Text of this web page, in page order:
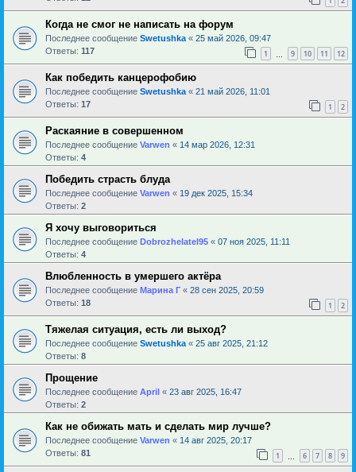
Когда не смог не написать на форум
Последнее сообщение Swetushka « 25 май 2026, 09:47
Ответы: 117 1 9 10 11 12
Как победить канцерофобию
Последнее сообщение Swetushka « 21 май 2026, 11:01
Ответы: 17 1 2
Раскаяние в совершенном
Последнее сообщение Varwen « 14 мар 2026, 12:31
Ответы: 4
Победить страсть блуда
Последнее сообщение Varwen « 19 дек 2025, 15:34
Ответы: 2
Я хочу выговориться
Последнее сообщение Dobrozhelatel95 « 07 ноя 2025, 11:11
Ответы: 4
Влюбленность в умершего актёра
Последнее сообщение Марина Г « 28 сен 2025, 20:59
Ответы: 18 1 2
Тяжелая ситуация, есть ли выход?
Последнее сообщение Swetushka « 25 авг 2025, 21:12
Ответы: 8
Прощение
Последнее сообщение April « 23 авг 2025, 16:47
Ответы: 2
Как не обижать мать и сделать мир лучше?
Последнее сообщение Varwen « 14 авг 2025, 20:17
Ответы: 81 1 6 7 8 9